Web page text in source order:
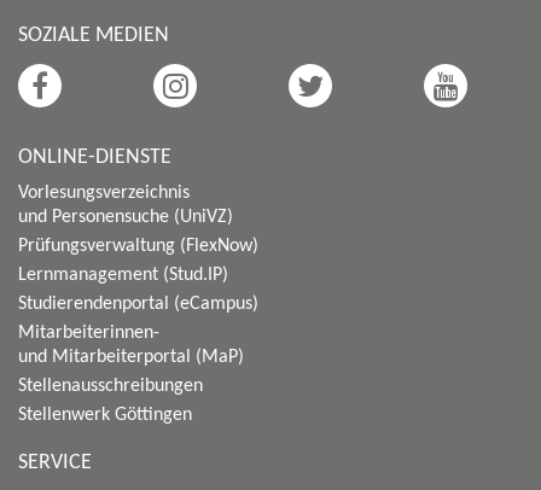
SOZIALE MEDIEN
ONLINE-DIENSTE
Vorlesungsverzeichnis
und Personensuche (UniVZ)
Prüfungsverwaltung (FlexNow)
Lernmanagement (Stud.IP)
Studierendenportal (eCampus)
Mitarbeiterinnen-
und Mitarbeiterportal (MaP)
Stellenausschreibungen
Stellenwerk Göttingen
SERVICE